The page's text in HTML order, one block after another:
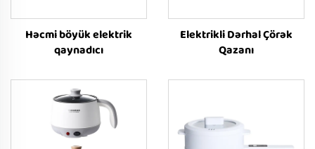
Həcmi böyük elektrik
qaynadıcı
Elektrikli Dərhal Çörək
Qazanı